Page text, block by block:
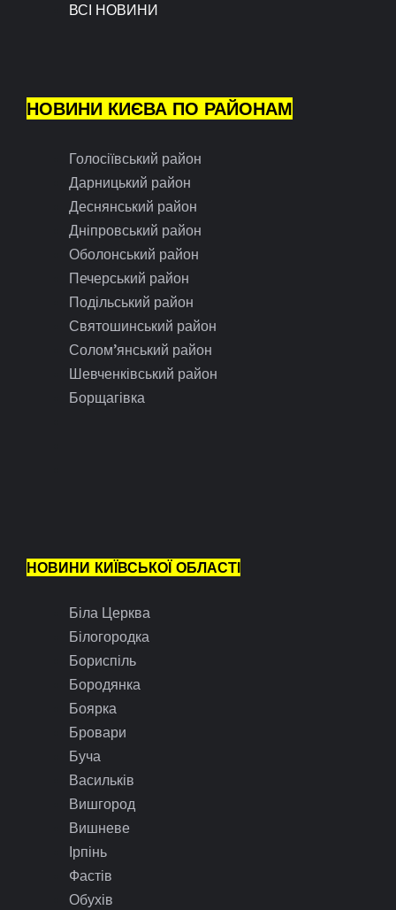
ВСІ НОВИНИ
НОВИНИ КИЄВА ПО РАЙОНАМ
Голосіївський район
Дарницький район
Деснянський район
Дніпровський район
Оболонський район
Печерський район
Подільський район
Святошинський район
Солом’янський район
Шевченківський район
Борщагівка
НОВИНИ КИЇВСЬКОЇ ОБЛАСТІ
Біла Церква
Білогородка
Бориспіль
Бородянка
Боярка
Бровари
Буча
Васильків
Вишгород
Вишневе
Ірпінь
Фастів
Обухів